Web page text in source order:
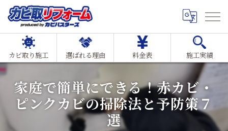
カビ取り施工 選ばれる理由 料金表 施工実績
家庭で簡単にできる！赤カビ・
ピンクカビの掃除法と予防策７
選